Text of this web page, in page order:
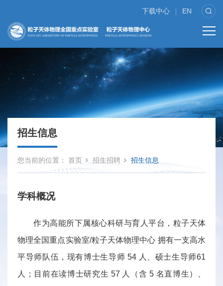
下载中心 EN
招生信息
您当前的位置： 首页 招生招聘 招生信息
学科概况
作为高能所下属核心科研与育人平台，粒子天体
物理全国重点实验室/粒子天体物理中心 拥有一支高水
平导师队伍，现有博士生导师 54 人、硕士生导师61
人；目前在读博士研究生 57 人（含 5 名直博生）、